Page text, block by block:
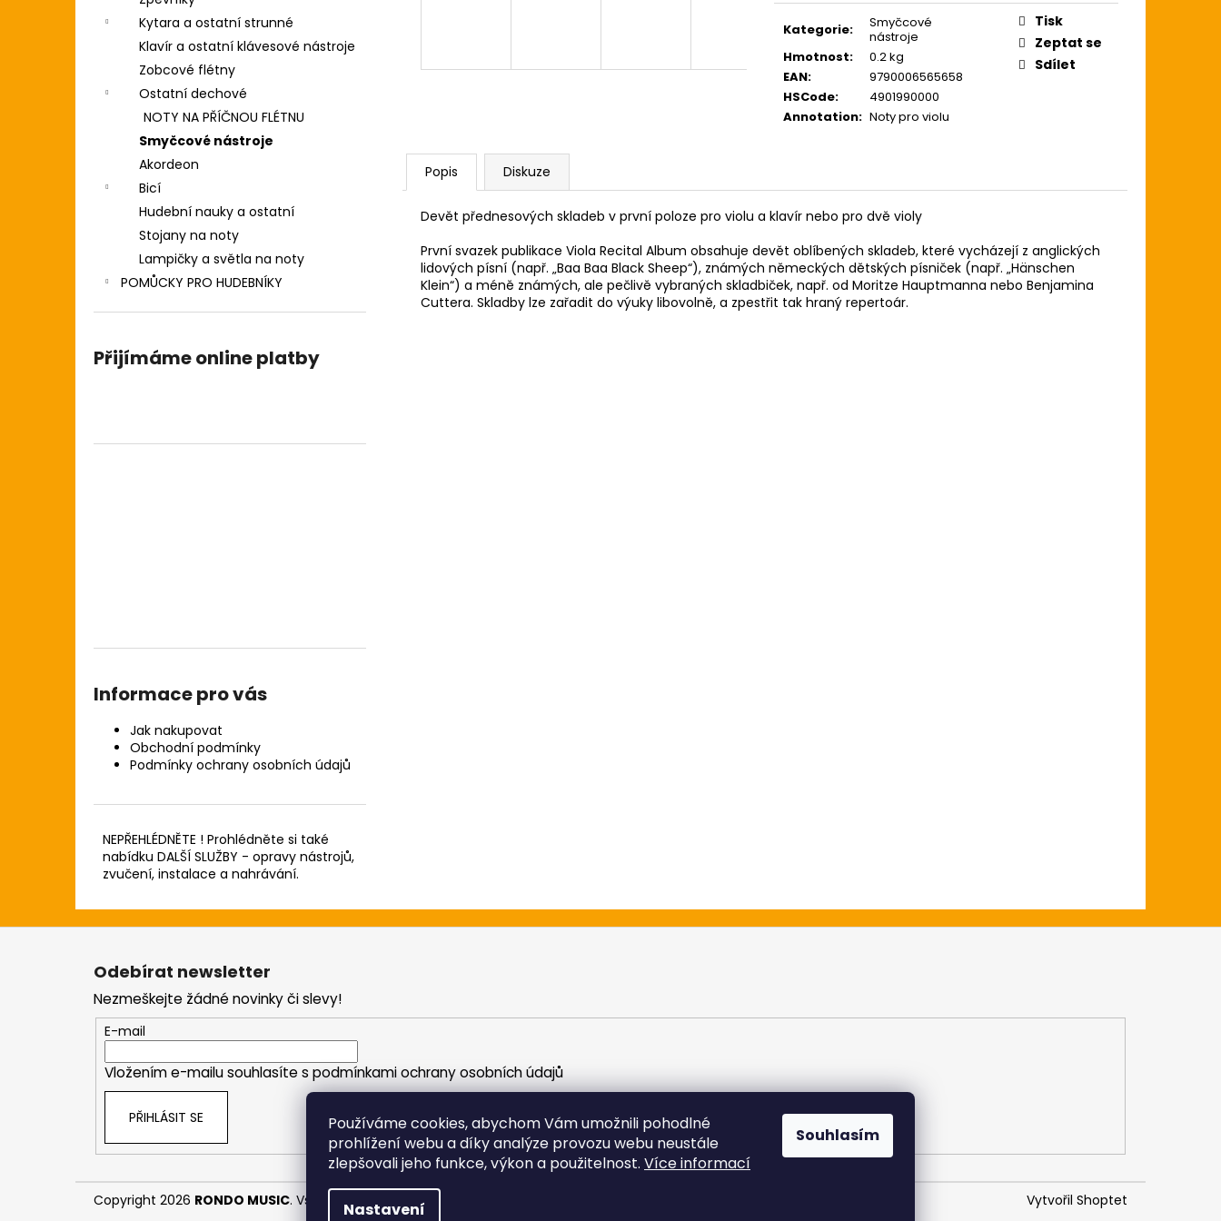
Používáme cookies, abychom Vám umožnili pohodlné
prohlížení webu a díky analýze provozu webu neustále
zlepšovali jeho funkce, výkon a použitelnost. Více informací
Nastavení
Souhlasím
Kytara a ostatní strunné
Klavír a ostatní klávesové nástroje
Zobcové flétny
Ostatní dechové
NOTY NA PŘÍČNOU FLÉTNU
Smyčcové nástroje
Akordeon
Bicí
Hudební nauky a ostatní
Stojany na noty
Lampičky a světla na noty
POMŮCKY PRO HUDEBNÍKY
Přijímáme online platby
Informace pro vás
Jak nakupovat
Obchodní podmínky
Podmínky ochrany osobních údajů
NEPŘEHLÉDNĚTE ! Prohlédněte si také
nabídku DALŠÍ SLUŽBY - opravy nástrojů,
zvučení, instalace a nahrávání.
Kategorie:
Smyčcové
nástroje
Hmotnost:
0.2 kg
EAN:
9790006565658
HSCode:
4901990000
Annotation: Noty pro violu
Tisk
Zeptat se
Sdílet
Popis Diskuze
Devět přednesových skladeb v první poloze pro violu a klavír nebo pro dvě violy
První svazek publikace Viola Recital Album obsahuje devět oblíbených skladeb, které vycházejí z anglických
lidových písní (např. „Baa Baa Black Sheep“), známých německých dětských písniček (např. „Hänschen
Klein“) a méně známých, ale pečlivě vybraných skladbiček, např. od Moritze Hauptmanna nebo Benjamina
Cuttera. Skladby lze zařadit do výuky libovolně, a zpestřit tak hraný repertoár.
8 690 Kč
STRUNY PRO AKUSTICKOU KYTARU
Odebírat newsletter
Nezmeškejte žádné novinky či slevy!
E-mail
Vložením e-mailu souhlasíte spodmínkami ochrany osobních údajů
PŘIHLÁSIT SE
Vytvořil Shoptet
Copyright 2026 RONDO MUSIC. Všechna práva vyhrazena.